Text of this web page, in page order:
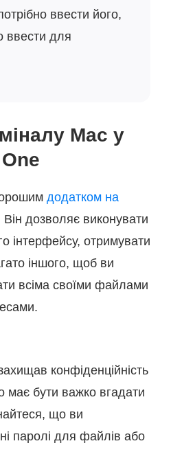
ввести його,
ввести для
Mac у
додатком на
Він дозволяє виконувати
інтерфейсу, отримувати
іншого, щоб ви
всіма своїми файлами
конфіденційність
має бути важко вгадати
що ви
паролі для файлів або